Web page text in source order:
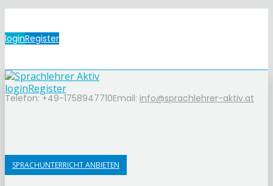
loginRegister
Telefon: +49-1758947710Email: info@sprachlehrer-aktiv.at
loginRegister
SPRACHUNTERRICHT ANBIETEN